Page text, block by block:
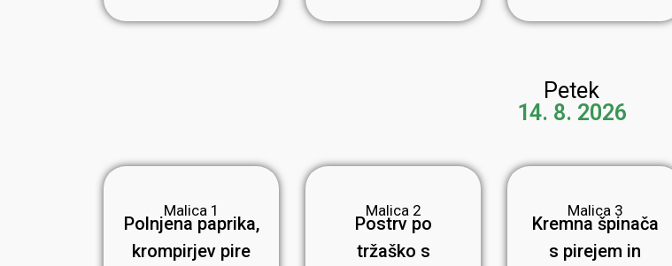
Petek
14. 8. 2026
Malica 1
Polnjena paprika,
krompirjev pire
Malica 2
Postrv po
tržaško s
Malica 3
Kremna špinača
s pirejem in